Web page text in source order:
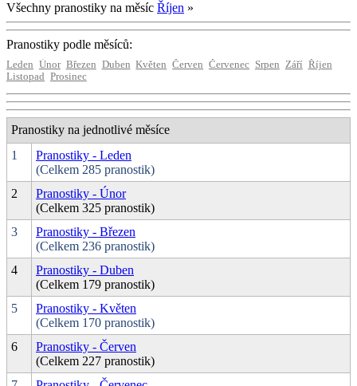
Všechny pranostiky na měsíc Říjen »
Pranostiky podle měsíců:
Leden Únor Březen Duben Květen Červen Červenec Srpen Září Říjen
Listopad Prosinec
Pranostiky na jednotlivé měsíce
1
Pranostiky - Leden
(Celkem 285 pranostik)
2
Pranostiky - Únor
(Celkem 325 pranostik)
3
Pranostiky - Březen
(Celkem 236 pranostik)
4
Pranostiky - Duben
(Celkem 179 pranostik)
5
Pranostiky - Květen
(Celkem 170 pranostik)
6
Pranostiky - Červen
(Celkem 227 pranostik)